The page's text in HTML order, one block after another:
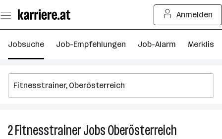
Seiteninhalt
springen
Anmelden
Jobsuche Job-Empfehlungen Job-Alarm Merkliste
2FitnesstrainerJobsOberösterreich